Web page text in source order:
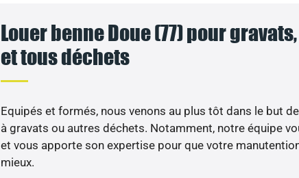
Louer benne Doue (77) pour
et tous déchets
Equipés et formés, nous venons au plus tôt dans le but
à gravats ou autres déchets. Notamment, notre équipe
et vous apporte son expertise pour que votre
mieux.